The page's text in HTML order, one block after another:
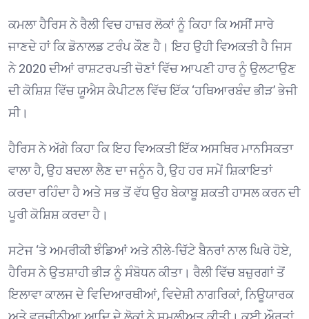
ਕਮਲਾ ਹੈਰਿਸ ਨੇ ਰੈਲੀ ਵਿਚ ਹਾਜ਼ਰ ਲੋਕਾਂ ਨੂੰ ਕਿਹਾ ਕਿ ਅਸੀਂ ਸਾਰੇ
ਜਾਣਦੇ ਹਾਂ ਕਿ ਡੋਨਾਲਡ ਟਰੰਪ ਕੌਣ ਹੈ। ਇਹ ਉਹੀ ਵਿਅਕਤੀ ਹੈ ਜਿਸ
ਨੇ 2020 ਦੀਆਂ ਰਾਸ਼ਟਰਪਤੀ ਚੋਣਾਂ ਵਿੱਚ ਆਪਣੀ ਹਾਰ ਨੂੰ ਉਲਟਾਉਣ
ਦੀ ਕੋਸ਼ਿਸ਼ ਵਿੱਚ ਯੂਐਸ ਕੈਪੀਟਲ ਵਿੱਚ ਇੱਕ ‘ਹਥਿਆਰਬੰਦ ਭੀੜ’ ਭੇਜੀ
ਸੀ।
ਹੈਰਿਸ ਨੇ ਅੱਗੇ ਕਿਹਾ ਕਿ ਇਹ ਵਿਅਕਤੀ ਇੱਕ ਅਸਥਿਰ ਮਾਨਸਿਕਤਾ
ਵਾਲਾ ਹੈ, ਉਹ ਬਦਲਾ ਲੈਣ ਦਾ ਜਨੂੰਨ ਹੈ, ਉਹ ਹਰ ਸਮੇਂ ਸ਼ਿਕਾਇਤਾਂ
ਕਰਦਾ ਰਹਿੰਦਾ ਹੈ ਅਤੇ ਸਭ ਤੋਂ ਵੱਧ ਉਹ ਬੇਕਾਬੂ ਸ਼ਕਤੀ ਹਾਸਲ ਕਰਨ ਦੀ
ਪੂਰੀ ਕੋਸ਼ਿਸ਼ ਕਰਦਾ ਹੈ।
ਸਟੇਜ ‘ਤੇ ਅਮਰੀਕੀ ਝੰਡਿਆਂ ਅਤੇ ਨੀਲੇ-ਚਿੱਟੇ ਬੈਨਰਾਂ ਨਾਲ ਘਿਰੇ ਹੋਏ,
ਹੈਰਿਸ ਨੇ ਉਤਸ਼ਾਹੀ ਭੀੜ ਨੂੰ ਸੰਬੋਧਨ ਕੀਤਾ। ਰੈਲੀ ਵਿੱਚ ਬਜ਼ੁਰਗਾਂ ਤੋਂ
ਇਲਾਵਾ ਕਾਲਜ ਦੇ ਵਿਦਿਆਰਥੀਆਂ, ਵਿਦੇਸ਼ੀ ਨਾਗਰਿਕਾਂ, ਨਿਊਯਾਰਕ